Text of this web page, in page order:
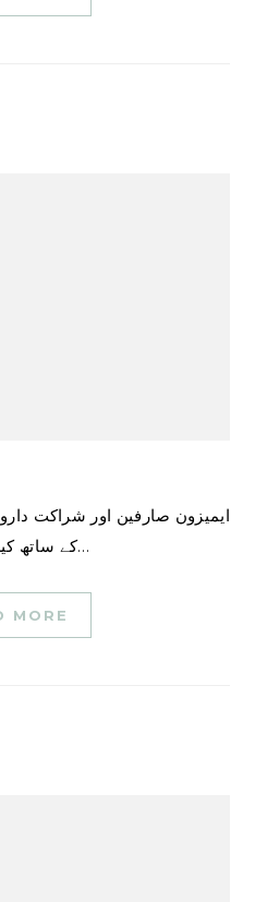
ایمیزون صارفین اور شراکت داروں کے طور پر ٹیلی کام کیریئرز
کے ساتھ کیسے کام کرتا ہے اس کو بڑھانے…
MORE